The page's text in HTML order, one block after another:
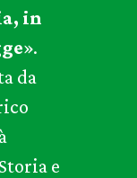
in
».
da
e